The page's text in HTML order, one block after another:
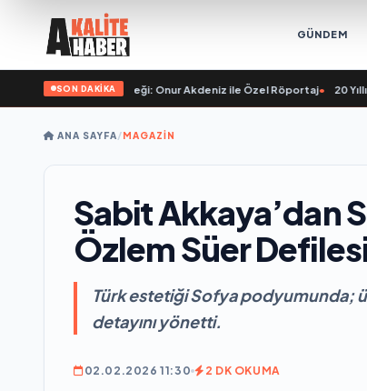
GÜNDEM
SON DAKİKA
Sektörün Geleceği: Onur Akdeniz ile Özel Röportaj• 20 Yıllık
ANA SAYFA/MAGAZİN
Sabit Akkaya’dan
Özlem Süer
Türk estetiği Sofya podyumunda;
detayını yönetti.
02.02.2026 11:30 2 DK OKUMA